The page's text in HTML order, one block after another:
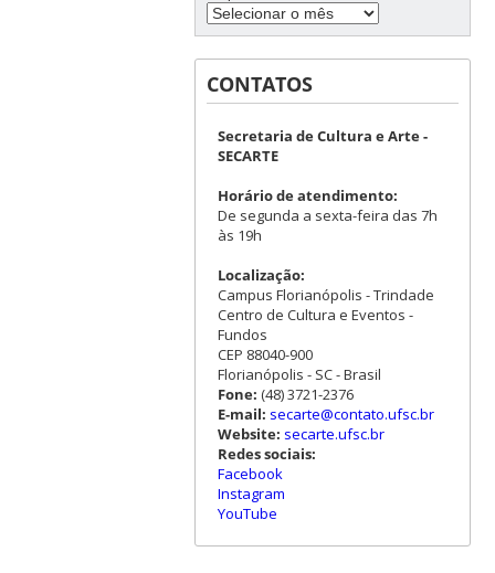
CONTATOS
Secretaria de Cultura e Arte -
SECARTE
Horário de atendimento:
De segunda a sexta-feira das 7h
às 19h
Localização:
Campus Florianópolis - Trindade
Centro de Cultura e Eventos -
Fundos
CEP 88040-900
Florianópolis - SC - Brasil
Fone: (48) 3721-2376
E-mail: secarte@contato.ufsc.br
Website: secarte.ufsc.br
Redes sociais:
Facebook
Instagram
YouTube